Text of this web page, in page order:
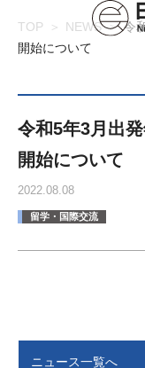
TOP NEWS
令
開始について
令和5年3月出
開始について
2022.08.08
留学・国際交流
ニュース一覧へ